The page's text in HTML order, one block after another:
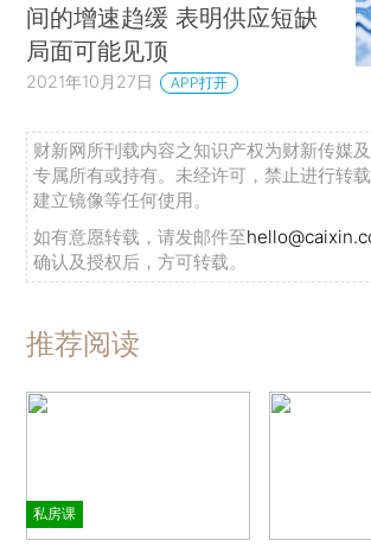
间的增速趋缓 表明供应短缺
局面可能见顶
2021年10月27日 APP打开
财新网所刊载内容之知识产权为财新传媒
专属所有或持有。未经许可，禁止进行转
建立镜像等任何使用。
如有意愿转载，请发邮件至
确认及授权后，方可转载。
推荐阅读
私房课